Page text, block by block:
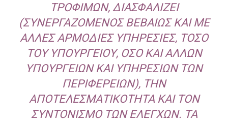
ΤΡΟΦΊΜΩΝ, ΔΙΑΣΦΑΛΊΖΕΙ
(ΣΥΝΕΡΓΑΖΌΜΕΝΟΣ ΒΕΒΑΊΩΣ ΚΑΙ ΜΕ
ΆΛΛΕΣ ΑΡΜΌΔΙΕΣ ΥΠΗΡΕΣΊΕΣ, ΤΌΣΟ
ΤΟΥ ΥΠΟΥΡΓΕΊΟΥ, ΌΣΟ ΚΑΙ ΆΛΛΩΝ
ΥΠΟΥΡΓΕΊΩΝ ΚΑΙ ΥΠΗΡΕΣΙΏΝ ΤΩΝ
ΠΕΡΙΦΕΡΕΙΏΝ), ΤΗΝ
ΑΠΟΤΕΛΕΣΜΑΤΙΚΌΤΗΤΑ ΚΑΙ ΤΟΝ
ΣΥΝΤΟΝΙΣΜΌ ΤΩΝ ΕΛΈΓΧΩΝ. ΤΑ